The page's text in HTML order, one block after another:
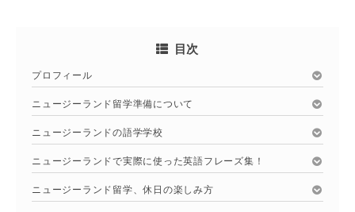
目次
プロフィール
ニュージーランド留学準備について
ニュージーランドの語学学校
ニュージーランドで実際に使った英語フレーズ集！
ニュージーランド留学、休日の楽しみ方